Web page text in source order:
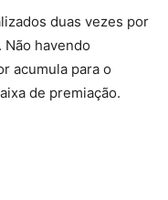
duas vezes por
Não havendo
acumula para o
de premiação.